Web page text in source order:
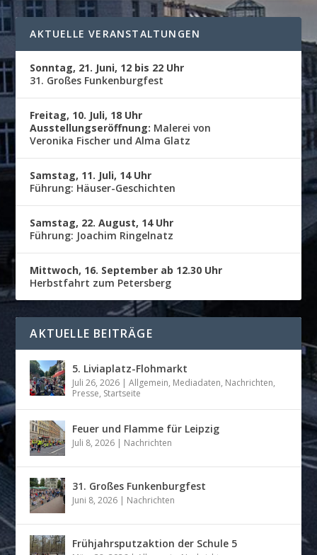
AKTUELLE VERANSTALTUNGEN
Sonntag, 21. Juni, 12 bis 22 Uhr
31. Großes Funkenburgfest
Freitag, 10. Juli, 18 Uhr
Ausstellungseröffnung: Malerei von
Veronika Fischer und Alma Glatz
Samstag, 11. Juli, 14 Uhr
Führung: Häuser-Geschichten
Samstag, 22. August, 14 Uhr
Führung: Joachim Ringelnatz
Mittwoch, 16. September ab 12.30 Uhr
Herbstfahrt zum Petersberg
AKTUELLE BEITRÄGE
5. Liviaplatz-Flohmarkt
Juli 26, 2026 |Allgemein, Mediadaten, Nachrichten,
Presse, Startseite
Feuer und Flamme für Leipzig
Juli 8, 2026 | Nachrichten
31. Großes Funkenburgfest
Juni 8, 2026 | Nachrichten
Frühjahrsputzaktion der Schule 5